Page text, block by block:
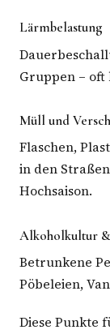
Lärmbelastung
Gruppen –
Müll und
Flaschen,
in den
Hochsaison.
Alkoholkultur
Betrunkene
Pöbeleien,
Diese Punkte